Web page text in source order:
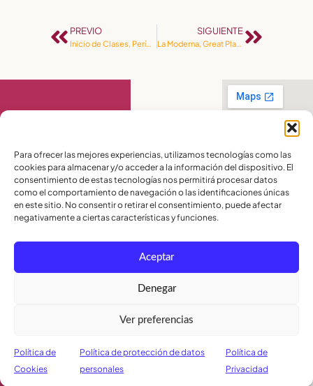
Para ofrecer las mejores experiencias, utilizamos tecnologías como las
cookies para almacenar y/o acceder a la información del dispositivo. El
consentimiento de estas tecnologías nos permitirá procesar datos
como el comportamiento de navegación o las identificaciones únicas
en este sitio. No consentir o retirar el consentimiento, puede afectar
negativamente a ciertas características y funciones.
Aceptar
Denegar
Ver preferencias
Política de
Cookies
Política de protección de datos
personales
Política de
Privacidad
PREVIO
Inicio de Clases, Período Lectivo 2021 – 2022
SIGUIENTE
La Moderna, Great Place to Work
Cookies
Contact Us
PBX:(04) 372 5220
Celular:099 016
2715
Celular:098 580
2370
admisiones@lamoderna.edu.ec
Km 2,5 Vía a
Samborondón.